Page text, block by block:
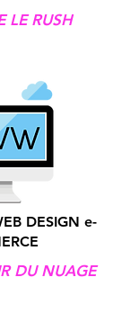
LE RUSH
DESIGN e-
DU NUAGE